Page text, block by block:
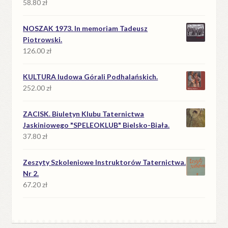
58.80zł
NOSZAK 1973. In memoriam Tadeusz
Piotrowski.
126.00zł
KULTURA ludowa Górali Podhalańskich.
252.00zł
ZACISK. Biuletyn Klubu Taternictwa
Jaskiniowego "SPELEOKLUB" Bielsko-Biała.
37.80zł
Zeszyty Szkoleniowe Instruktorów Taternictwa.
Nr 2.
67.20zł